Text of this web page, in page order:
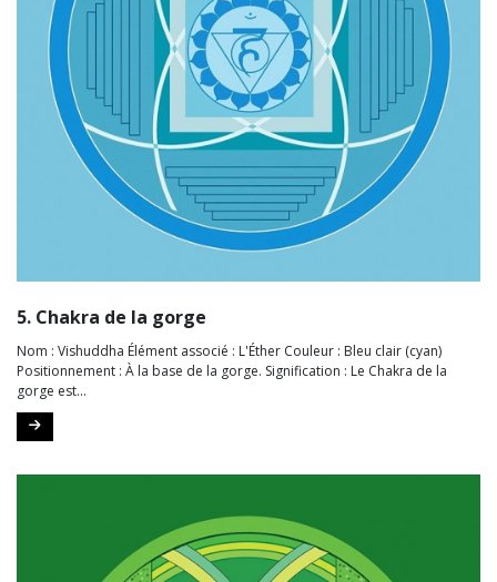
5. Chakra de la gorge
Nom : Vishuddha Élément associé : L'Éther Couleur : Bleu clair (cyan)
Positionnement : À la base de la gorge. Signification : Le Chakra de la
gorge est...